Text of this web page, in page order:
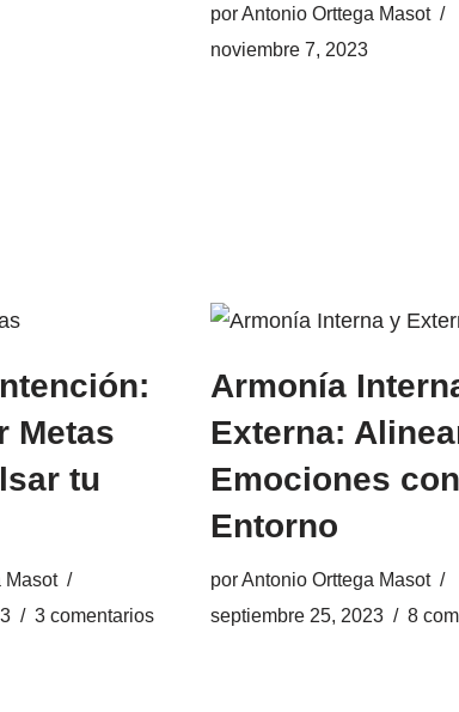
porAntonio Orttega Masot
noviembre 7, 2023
Metas
tu
Masot
3 comentarios
Armonía
Externa:
Emociones
Entorno
porAntonio Orttega Masot
septiembre 25, 2023
8